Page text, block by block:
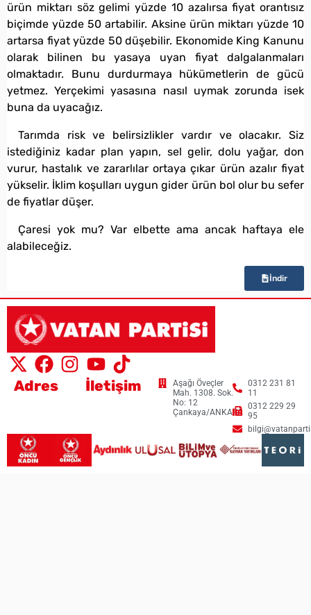
ürün miktarı söz gelimi yüzde 10 azalırsa fiyat orantısız
biçimde yüzde 50 artabilir. Aksine ürün miktarı yüzde 10
artarsa fiyat yüzde 50 düşebilir. Ekonomide King Kanunu
olarak bilinen bu yasaya uyan fiyat dalgalanmaları
olmaktadır. Bunu durdurmaya hükümetlerin de gücü
yetmez. Yerçekimi yasasına nasıl uymak zorunda isek
buna da uyacağız.
Tarımda risk ve belirsizlikler vardır ve olacakır. Siz
istediğiniz kadar plan yapın, sel gelir, dolu yağar, don
vurur, hastalık ve zararlılar ortaya çıkar ürün azalır fiyat
yükselir. İklim koşulları uygun gider ürün bol olur bu sefer
de fiyatlar düşer.
Çaresi yok mu? Var elbette ama ancak haftaya ele
alabileceğiz.
İndir
Adres
Aşağı Öveçler
Mah. 1308. Sok.
No: 12
Çankaya/ANKARA
İletişim
0312 231 81
11
0312 229 29
95